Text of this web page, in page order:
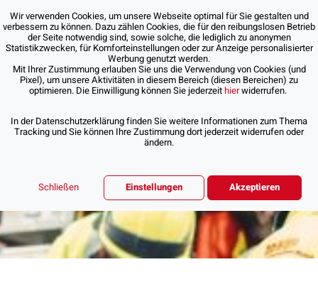
Wir verwenden Cookies, um unsere Webseite optimal für Sie gestalten und
verbessern zu können. Dazu zählen Cookies, die für den reibungslosen Betrieb
der Seite notwendig sind, sowie solche, die lediglich zu anonymen
Statistikzwecken, für Komforteinstellungen oder zur Anzeige personalisierter
Werbung genutzt werden.
Mit Ihrer Zustimmung erlauben Sie uns die Verwendung von Cookies (und
Pixel), um unsere Aktivitäten in diesem Bereich (diesen Bereichen) zu
optimieren. Die Einwilligung können Sie jederzeithierwiderrufen.
In der Datenschutzerklärung finden Sie weitere Informationen zum Thema
Tracking und Sie können Ihre Zustimmung dort jederzeit widerrufen oder
ändern.
Schließen Einstellungen Akzeptieren